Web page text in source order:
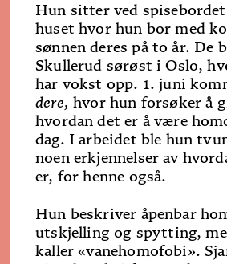
Hun sitter ved
huset hvor hun bor med
sønnen deres på to år. De
Skullerud sørøst i Oslo,
har vokst opp. 1. juni
dere, hvor hun forsøker å
hvordan det er å være
dag. I arbeidet ble hun
noen erkjennelser av
er, for henne også.
Hun beskriver åpenbar
utskjelling og spytting,
kaller «vanehomofobi».